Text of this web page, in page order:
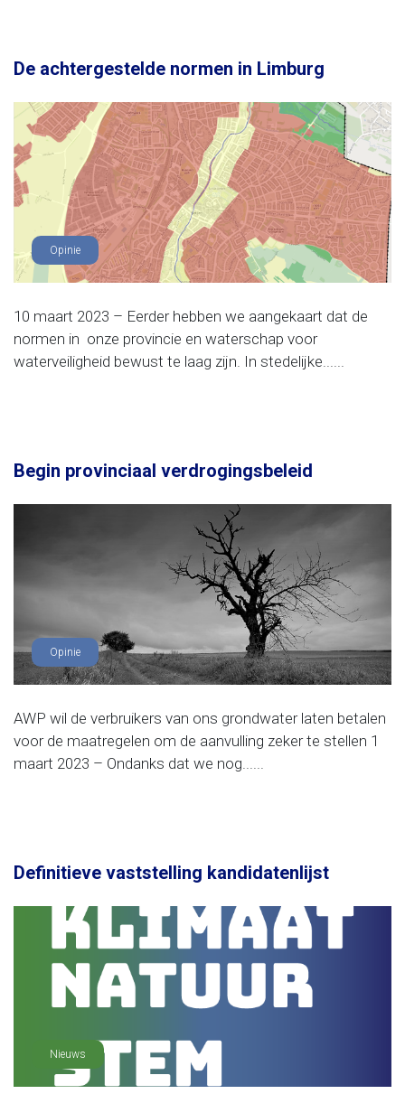
De achtergestelde normen in Limburg
Opinie
10 maart 2023 – Eerder hebben we aangekaart dat de
normen in onze provincie en waterschap voor
waterveiligheid bewust te laag zijn. In stedelijke......
Begin provinciaal verdrogingsbeleid
Opinie
AWP wil de verbruikers van ons grondwater laten betalen
voor de maatregelen om de aanvulling zeker te stellen 1
maart 2023 – Ondanks dat we nog......
Definitieve vaststelling kandidatenlijst
Nieuws